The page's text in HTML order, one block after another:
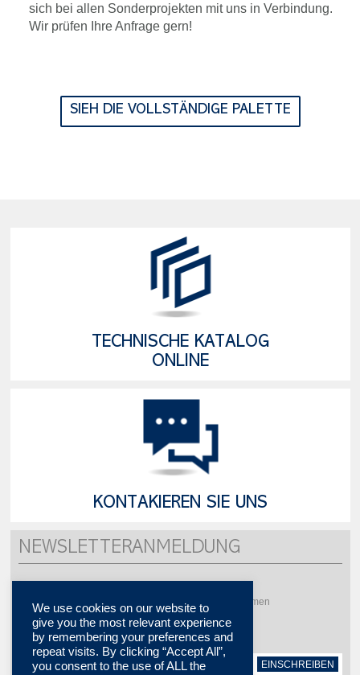
sich bei allen Sonderprojekten mit uns in Verbindung.
Wir prüfen Ihre Anfrage gern!
SIEH DIE VOLLSTÄNDIGE PALETTE
TECHNISCHE KATALOG
ONLINE
KONTAKIEREN SIE UNS
NEWSLETTERANMELDUNG
Bitte abonnieren Sie um unsere Newsletter zu bekommen
EINSCHREIBEN
We use cookies on our website to
give you the most relevant experience
by remembering your preferences and
repeat visits. By clicking “Accept All”,
you consent to the use of ALL the